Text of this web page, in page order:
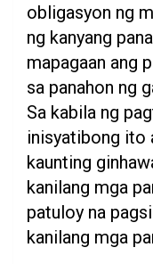
obligasyon ng
ng kanyang
mapagaan ang
sa panahon ng
Sa kabila ng
inisyatibong ito
kaunting
kanilang mga
patuloy na
kanilang mga